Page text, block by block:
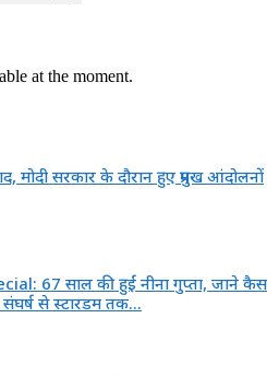
at the moment.
मोदी सरकार के दौरान हुए प्रमुख आंदोलनों
67 साल की हुईं नीना गुप्ता, जाने
से स्टारडम तक...